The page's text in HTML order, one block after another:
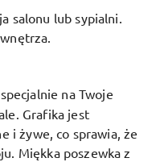
salonu lub sypialni.
na Twoje
Grafika jest
i żywe, co sprawia, że
Miękka poszewka z